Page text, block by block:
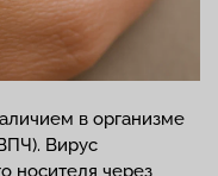
в организме
Вирус
носителя через